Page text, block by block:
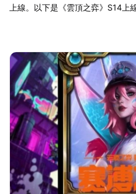
上線。以下是《雲頂之弈》S14上